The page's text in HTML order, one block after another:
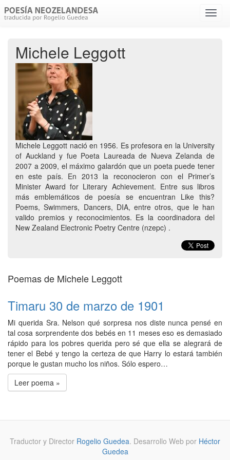
Menú
Michele Leggott
Michele Leggott nació en 1956. Es profesora en la University
of Auckland y fue Poeta Laureada de Nueva Zelanda de
2007 a 2009, el máximo galardón que un poeta puede tener
en este país. En 2013 la reconocieron con el Primer’s
Minister Award for Literary Achievement. Entre sus libros
más emblemáticos de poesía se encuentran Like this?
Poems, Swimmers, Dancers, DIA, entre otros, que le han
valido premios y reconocimientos. Es la coordinadora del
New Zealand Electronic Poetry Centre (nzepc) .
Poemas de Michele Leggott
Timaru 30 de marzo de 1901
Mi querida Sra. Nelson qué sorpresa nos diste nunca pensé en
tal cosa sorprendente dos bebés en 11 meses eso es demasiado
rápido para los pobres querida pero sé que ella se alegrará de
tener el Bebé y tengo la certeza de que Harry lo estará también
porque le gustan mucho los niños. Sólo espero…
Leer poema »
Traductor y Director Rogelio Guedea. Desarrollo Web por Héctor
Guedea